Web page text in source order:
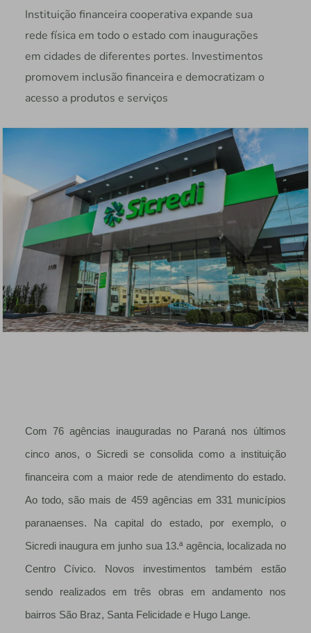
Instituição financeira cooperativa expande sua
rede física em todo o estado com inaugurações
em cidades de diferentes portes. Investimentos
promovem inclusão financeira e democratizam o
acesso a produtos e serviços
Com 76 agências inauguradas no Paraná nos últimos
cinco anos, o Sicredi se consolida como a instituição
financeira com a maior rede de atendimento do estado.
Ao todo, são mais de 459 agências em 331 municípios
paranaenses. Na capital do estado, por exemplo, o
Sicredi inaugura em junho sua 13.ª agência, localizada no
Centro Cívico. Novos investimentos também estão
sendo realizados em três obras em andamento nos
bairros São Braz, Santa Felicidade e Hugo Lange.